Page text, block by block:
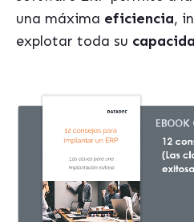
una máxima eficiencia,
explotar toda su